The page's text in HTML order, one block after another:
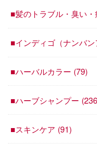
■髪のトラブル・臭い・
■インディゴ（ナンバン
■ハーバルカラー (79)
■ハーブシャンプー
■スキンケア (91)